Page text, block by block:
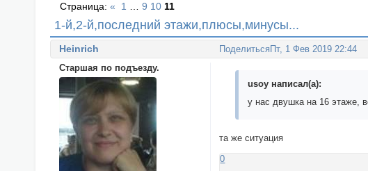
1-й,2-й,последний этажи,плюсы,минусы...
Страница:« 1 9 10 11
Поделиться Пт, 1 Фев 2019 22:44
Heinrich
Старшая по подъезду.
usoy написал(а):
у нас двушка на 16 этаже,
та же ситуация
0